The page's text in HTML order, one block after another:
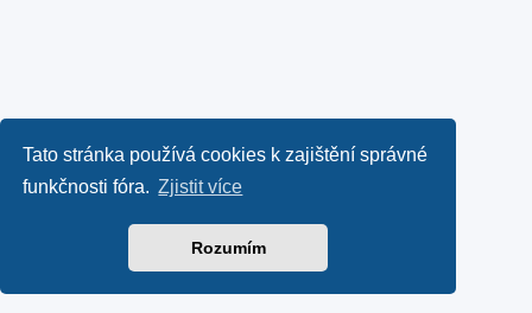
Tato stránka používá cookies k zajištění správné
funkčnosti fóra. Zjistit více
Rozumím